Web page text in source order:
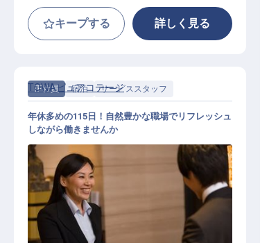
キープする 詳しく見る
正社員 宿泊 サービススタッフ
TOWAピュアコテージ
年休多めの115日！自然豊かな職場でリフレッシュ
しながら働きませんか